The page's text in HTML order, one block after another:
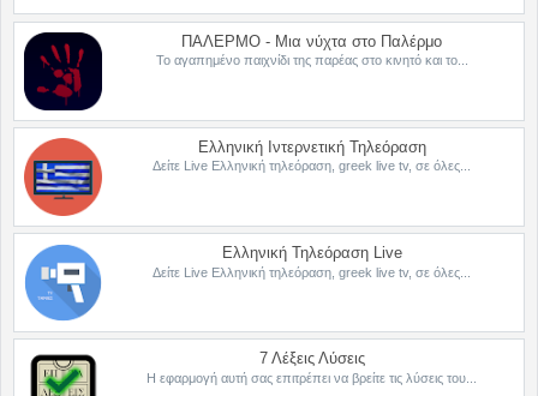
ΠΑΛΕΡΜΟ - Μια νύχτα στο Παλέρμο
Το αγαπημένο παιχνίδι της παρέας στο κινητό και το...
Ελληνική Ιντερνετική Τηλεόραση
Δείτε Live Ελληνική τηλεόραση, greek live tv, σε όλες...
Ελληνική Τηλεόραση Live
Δείτε Live Ελληνική τηλεόραση, greek live tv, σε όλες...
7 Λέξεις Λύσεις
Η εφαρμογή αυτή σας επιτρέπει να βρείτε τις λύσεις του...